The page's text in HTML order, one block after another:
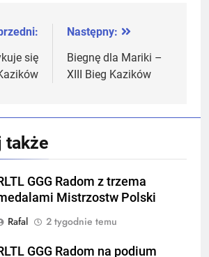
się
Następny:
Biegnę dla Mariki –
XIII Bieg Kazików
także
GGG Radom z trzema
Mistrzostw Polski
Rafal
2 tygodnie temu
GGG Radom na podium